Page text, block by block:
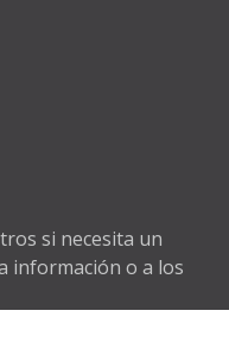
si necesita un
información o a los